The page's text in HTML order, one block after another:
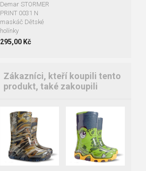
Demar STORMER
PRINT 0031 N
maskáč Dětské
holínky
295,00 Kč
Zákazníci, kteří koupili tento
produkt, také zakoupili
28-29
30-31
32-33
34-35
28-29
30-31
32-33
34-35